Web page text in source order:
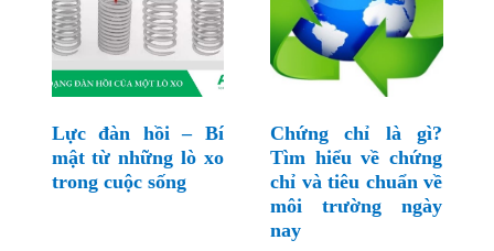
Lực đàn hồi – Bí
mật từ những lò xo
trong cuộc sống
Chứng chỉ là gì?
Tìm hiểu về chứng
chỉ và tiêu chuẩn về
môi trường ngày
nay